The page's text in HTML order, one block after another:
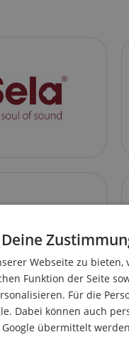
Webseite zu bieten,
Funktion der Seite
Für die
Dabei können auch
übermittelt